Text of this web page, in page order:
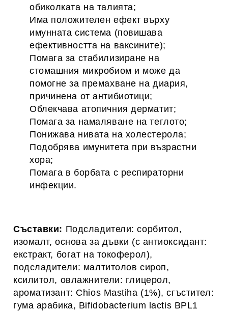
обиколката на талията;
Има положителен ефект върху
имунната система (повишава
ефективността на ваксините);
Помага за стабилизиране на
стомашния микробиом и може да
помогне за премахване на диария,
причинена от антибиотици;
Облекчава атопичния дерматит;
Помага за намаляване на теглото;
Понижава нивата на холестерола;
Подобрява имунитета при възрастни
хора;
Помага в борбата с респираторни
инфекции.
Съставки: Подсладители: сорбитол,
изомалт, основа за дъвки (с антиоксидант:
екстракт, богат на токоферол),
подсладители: малтитолов сироп,
ксилитол, овлажнители: глицерол,
ароматизант: Chios Mastiha (1%), сгъстител:
гума арабика, Bifidobacterium lactis BPL1